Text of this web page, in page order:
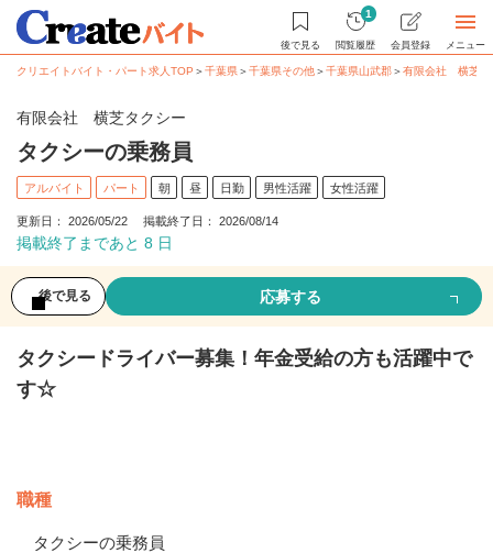
後で見る
1
閲覧履歴 会員登録 メニュー
クリエイトバイト・パート求人TOP ＞千葉県＞千葉県その他＞千葉県山武郡＞有限会社 横芝タ
有限会社 横芝タクシー
タクシーの乗務員
アルバイト パート 朝 昼 日勤 男性活躍 女性活躍
更新日： 2026/05/22 掲載終了日： 2026/08/14
掲載終了まであと 8 日
後で見る 応募する
タクシードライバー募集！年金受給の方も活躍中で
す☆
職種
タクシーの乗務員